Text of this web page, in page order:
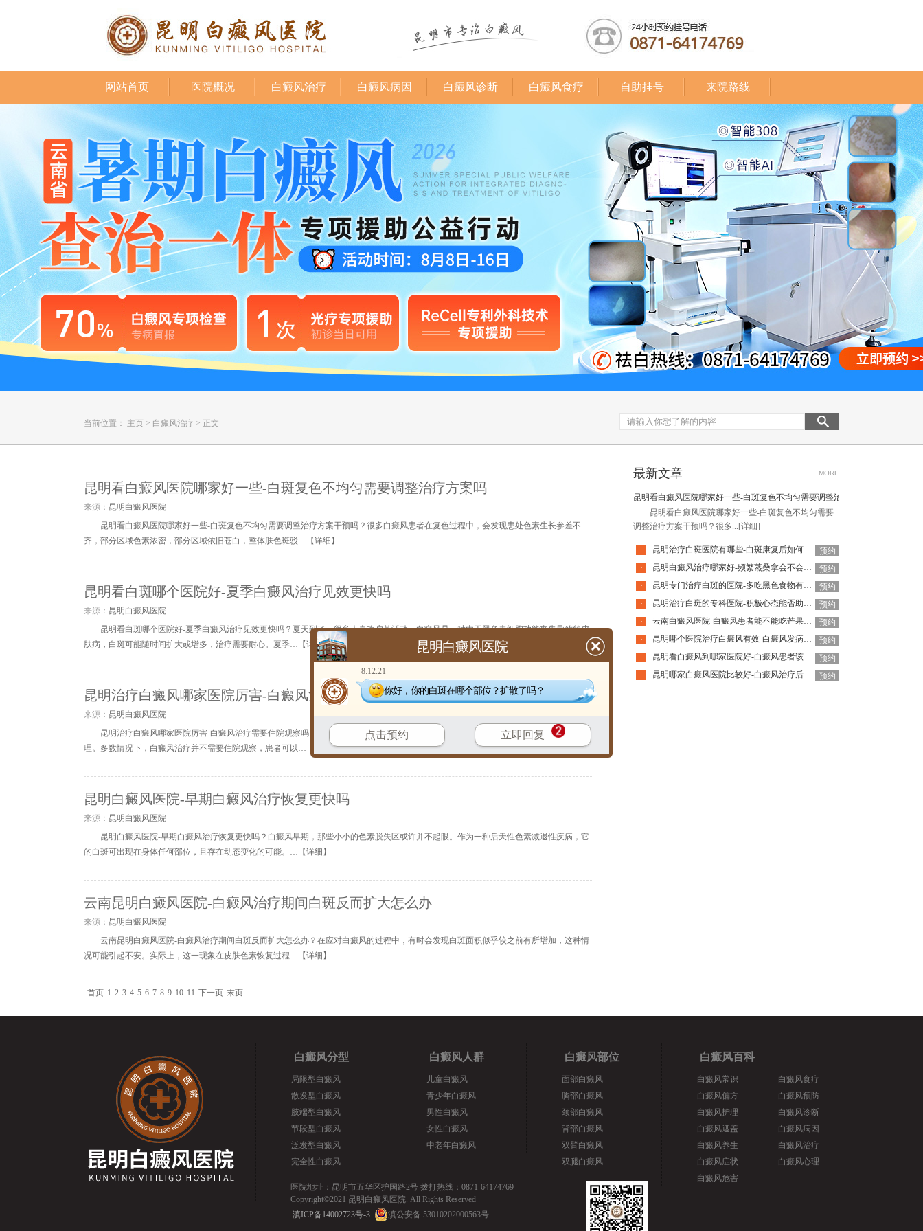
网站首页 医院概况 白癜风治疗 白癜风病因 白癜风诊断 白癜风食疗 自助挂号 来院路线
当前位置： 主页 > 白癜风治疗 > 正文
昆明看白癜风医院哪家好一些-白斑复色不均匀需要调整治疗方案吗
来源： 昆明白癜风医院
昆明看白癜风医院哪家好一些-白斑复色不均匀需要调整治疗方案干预吗？很多白癜风患者在复色过程中，会发现患处色素生长参差不
齐，部分区域色素浓密，部分区域依旧苍白，整体肤色斑驳…【详细 】
昆明看白斑哪个医院好-夏季白癜风治疗见效更快吗
来源： 昆明白癜风医院
昆明看白斑哪个医院好-夏季白癜风治疗见效更快吗？夏天到了，很多人喜欢户外活动。白癜风是一种由于黑色素细胞功能丧失导致的皮
肤病，白斑可能随时间扩大或增多，治疗需要耐心。夏季…【详细】
昆明治疗白癜风哪家医院厉害-白癜风治疗需要住院观察吗
来源： 昆明白癜风医院
昆明治疗白癜风哪家医院厉害-白癜风治疗需要住院观察吗？白癜风是一种皮肤色素脱失问题，其治疗过程通常注重长期管理和日常护
理。多数情况下，白癜风治疗并不需要住院观察，患者可以…【
】
昆明白癜风医院-早期白癜风治疗恢复更快吗
来源： 昆明白癜风医院
昆明白癜风医院-早期白癜风治疗恢复更快吗？白癜风早期，那些小小的色素脱失区或许并不起眼。作为一种后天性色素减退性疾病，它
的白斑可出现在身体任何部位，且存在动态变化的可能。…【详细 】
云南昆明白癜风医院-白癜风治疗期间白斑反而扩大怎么办
来源： 昆明白癜风医院
云南昆明白癜风医院-白癜风治疗期间白斑反而扩大怎么办？在应对白癜风的过程中，有时会发现白斑面积似乎较之前有所增加，这种情
况可能引起不安。实际上，这一现象在皮肤色素恢复过程…【详细 】
首页 1 2 3 4 5 6 7 8 9 10 11 下一页 末页
最新文章 MORE
昆明看白癜风医院哪家好一些-白斑复色不均匀需要调整治疗方案吗
昆明看白癜风医院哪家好一些-白斑复色不均匀需要
调整治疗方案干预吗？很多... [详细]
· 昆明治疗白斑医院有哪些-白斑康复后如何有效降低白癜风复发概率
预约
·
昆明白癜风治疗哪家好-频繁蒸桑拿会不会诱发白癜风加重呢
预约
·
昆明专门治疗白斑的医院-多吃黑色食物有助于白斑恢复色素吗
预约
·
昆明治疗白斑的专科医院-积极心态能否助力白癜风康复呢
预约
·
云南白癜风医院-白癜风患者能不能吃芒果菠萝等水果
预约
·
昆明哪个医院治疗白癜风有效-白癜风发病后会自行慢慢痊愈吗
预约
·
昆明看白癜风到哪家医院好-白癜风患者该如何调节焦虑情绪呢
预约
·
昆明哪家白癜风医院比较好-白癜风治疗后会反弹吗 预约
白癜风分型
局限型白癜风
散发型白癜风
肢端型白癜风
节段型白癜风
泛发型白癜风
完全性白癜风
白癜风人群
儿童白癜风
青少年白癜风
男性白癜风
女性白癜风
中老年白癜风
白癜风部位
面部白癜风
胸部白癜风
颈部白癜风
背部白癜风
双臂白癜风
双腿白癜风
白癜风百科
白癜风常识
白癜风偏方
白癜风护理
白癜风遮盖
白癜风养生
白癜风症状
白癜风危害
白癜风食疗
白癜风预防
白癜风诊断
白癜风病因
白癜风治疗
白癜风心理
医院地址：昆明市五华区护国路2号 拨打热线：0871-64174769
Copyright©2021 昆明白癜风医院. All Rights Reserved
滇ICP备14002723号-3
滇公安备 53010202000563号
昆明白癜风医院
8:12:21
你好，你的白斑在哪个部位？扩散了吗？
点击预约 立即回复